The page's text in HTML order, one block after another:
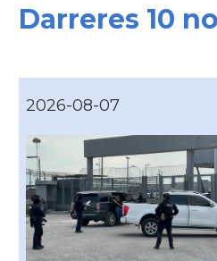
Darreres 10
2026-08-07